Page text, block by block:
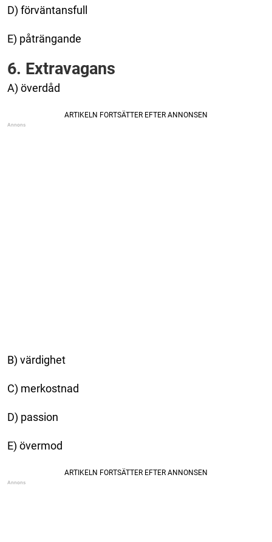
D) förväntansfull
E) påträngande
6. Extravagans
A) överdåd
B) värdighet
C) merkostnad
D) passion
E) övermod